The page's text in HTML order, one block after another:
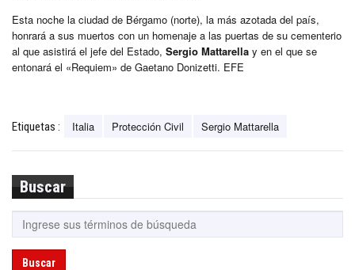
Esta noche la ciudad de Bérgamo (norte), la más azotada del país,
honrará a sus muertos con un homenaje a las puertas de su cementerio
al que asistirá el jefe del Estado, Sergio Mattarella y en el que se
entonará el «Requiem» de Gaetano Donizetti. EFE
Etiquetas : Italia Protección Civil Sergio Mattarella
Buscar
Buscar